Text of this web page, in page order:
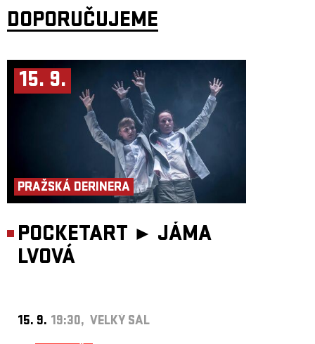
Nejezchlebou za mikrofonem, dále Garage – stálice české
undergroundové scény v čele s Tonym Ducháčkem – a Velvet
Underground Revival Band, projekt členů Plastic People of the Universe
a Garage, který už přes třicet let vzdává hold legendární kapele The
Večer věnovaný hudbě, vzpomínkám i místu, které po tři desetiletí
zůstává přirozenou součástí pražské kulturní krajiny. Protože každý má
s nadšeným souhlasem Vladimíra Mišíka pokračují spoluhráči rockové
legendy v koncertování v mírně pozměněné sestavě a s Olinem
Nejezchlebou za mikrofonem. Více než 2 roky po ukončení koncertní
činnosti legendy československého rocku, Vladimíra Mišíka, se
muzikanti z jeho kapely ETC… rozhodli na popud mnoha fanoušků, že
budou nadále koncertně hrát výběr skladeb z éry ETC.
Sestava:
Pavel Skála – kytary
Jiří Zelenka – bicí, zpěv
Vladimír Pavlíček – housle
Jakub Červinka – kytary
Pavel Novák – basa
Ducháček (zpěv), Honza Macháček (kytara, zpěv) a David Fikrle
(baskytara) tvoří René Starhon na bicí a Honzík Pokorný – sólová
DOPORUČUJEME
15. 9.
PRAŽSKÁ DERINERA
POCKETART ► JÁMA
LVOVÁ
15. 9. 19:30, VELKÝ SÁL